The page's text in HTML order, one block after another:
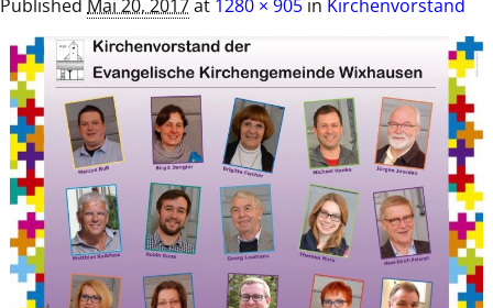
Published Mai 20, 2017at 1280 × 905 in Kirchenvorstand